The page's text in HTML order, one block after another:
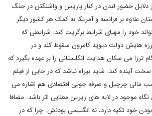
دلایل حضور لندن در کنار پاریس و واشنگتن در جنگ
علاوه بر فرانسه و آمریکا به کمک هر کشور دیگر
خود را مهیای شرایط برگزیت کند. شرایطی که
هایش دولت دیوید کامرون سقوط کند و در
ترزا می سکان هدایت انگلستانی را بر عهده بگیرد که
آینده کند. شاید بیراه نباشد که در جایی از فیلم
مالی چرچیل و صرفه جویی اقتصادی هم اشاره می
موجود در لایه های زیرین معنایی اثر باشد. مضافا
بودن خود تکیه دارد، نه انگلیسی بودنش. چرا که در